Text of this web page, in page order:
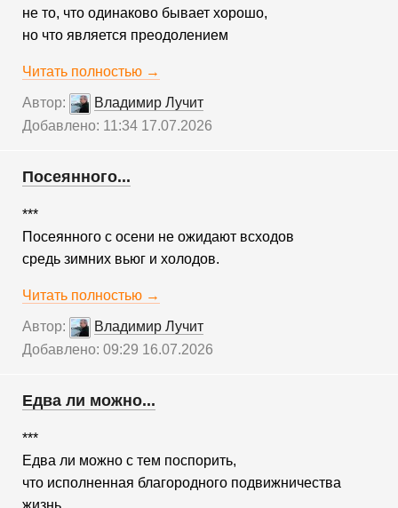
не то, что одинаково бывает хорошо,
но что является преодолением
Читать полностью →
Автор:
Владимир Лучит
Добавлено: 11:34 17.07.2026
Посеянного...
***
Посеянного с осени не ожидают всходов
средь зимних вьюг и холодов.
Читать полностью →
Автор:
Владимир Лучит
Добавлено: 09:29 16.07.2026
Едва ли можно...
***
Едва ли можно с тем поспорить,
что исполненная благородного подвижничества
жизнь